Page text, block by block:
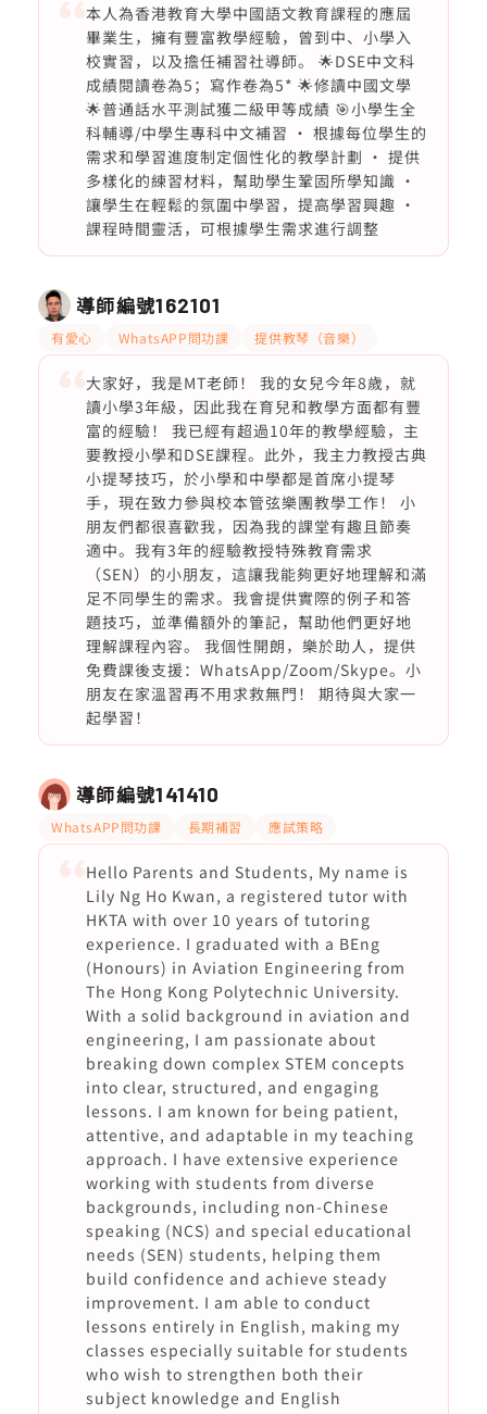
本人為香港教育大學中國語文教育課程的應屆
畢業生，擁有豐富教學經驗，曾到中、小學入
校實習，以及擔任補習社導師。 🌟DSE中文科
成績閱讀卷為5；寫作卷為5* 🌟修讀中國文學
🌟普通話水平測試獲二級甲等成績 🎯小學生全
科輔導/中學生專科中文補習 · 根據每位學生的
需求和學習進度制定個性化的教學計劃 · 提供
多樣化的練習材料，幫助學生鞏固所學知識 ·
讓學生在輕鬆的氛圍中學習，提高學習興趣 ·
課程時間靈活，可根據學生需求進行調整
導師編號162101
有愛心 WhatsAPP問功課 提供教琴（音樂）
大家好，我是MT老師！ 我的女兒今年8歲，就
讀小學3年級，因此我在育兒和教學方面都有豐
富的經驗！ 我已經有超過10年的教學經驗，主
要教授小學和DSE課程。此外，我主力教授古典
小提琴技巧，於小學和中學都是首席小提琴
手，現在致力參與校本管弦樂團教學工作！ 小
朋友們都很喜歡我，因為我的課堂有趣且節奏
適中。我有3年的經驗教授特殊教育需求
（SEN）的小朋友，這讓我能夠更好地理解和滿
足不同學生的需求。我會提供實際的例子和答
題技巧，並準備額外的筆記，幫助他們更好地
理解課程內容。 我個性開朗，樂於助人，提供
免費課後支援：WhatsApp/Zoom/Skype。小
朋友在家溫習再不用求救無門！ 期待與大家一
起學習！
導師編號141410
WhatsAPP問功課 長期補習 應試策略
Hello Parents and Students, My name is
Lily Ng Ho Kwan, a registered tutor with
HKTA with over 10 years of tutoring
experience. I graduated with a BEng
(Honours) in Aviation Engineering from
The Hong Kong Polytechnic University.
With a solid background in aviation and
engineering, I am passionate about
breaking down complex STEM concepts
into clear, structured, and engaging
lessons. I am known for being patient,
attentive, and adaptable in my teaching
approach. I have extensive experience
working with students from diverse
backgrounds, including non-Chinese
speaking (NCS) and special educational
needs (SEN) students, helping them
build confidence and achieve steady
improvement. I am able to conduct
lessons entirely in English, making my
classes especially suitable for students
who wish to strengthen both their
subject knowledge and English